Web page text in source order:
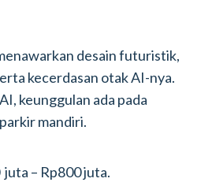
desain futuristik,
kecerdasan otak AI-nya.
keunggulan ada pada
mandiri.
– Rp800 juta.